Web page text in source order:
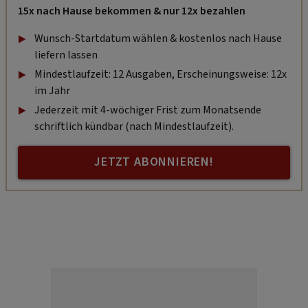
15x nach Hause bekommen & nur 12x bezahlen
Wunsch-Startdatum wählen & kostenlos nach Hause
liefern lassen
Mindestlaufzeit: 12 Ausgaben, Erscheinungsweise: 12x
im Jahr
Jederzeit mit 4-wöchiger Frist zum Monatsende
schriftlich kündbar (nach Mindestlaufzeit).
JETZT ABONNIEREN!